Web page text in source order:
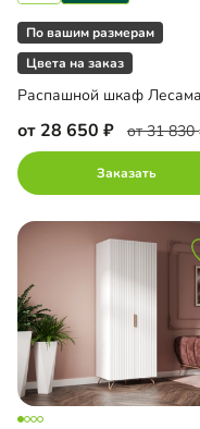
По вашим размерам
Цвета на заказ
от 28 650 от 31 830
Заказать